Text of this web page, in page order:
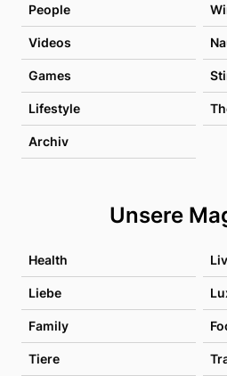
People
Videos
Games
Lifestyle
Archiv
Unsere
Health
Liebe
Family
Tiere